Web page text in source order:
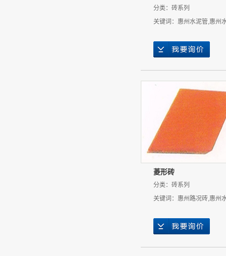
分类： 砖系列
关键词： 惠州水泥管,惠州
菱形砖
分类： 砖系列
关键词： 惠州路况砖,惠州